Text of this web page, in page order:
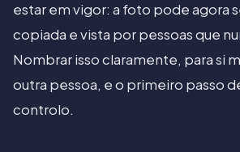
estar em vigor: a foto pode agora
copiada e vista por pessoas que
Nombrar isso claramente, para si
outra pessoa, e o primeiro passo
controlo.